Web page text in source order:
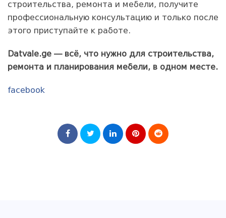
строительства, ремонта и мебели, получите
профессиональную консультацию и только после
этого приступайте к работе.
Datvale.ge — всё, что нужно для строительства,
ремонта и планирования мебели, в одном месте.
facebook